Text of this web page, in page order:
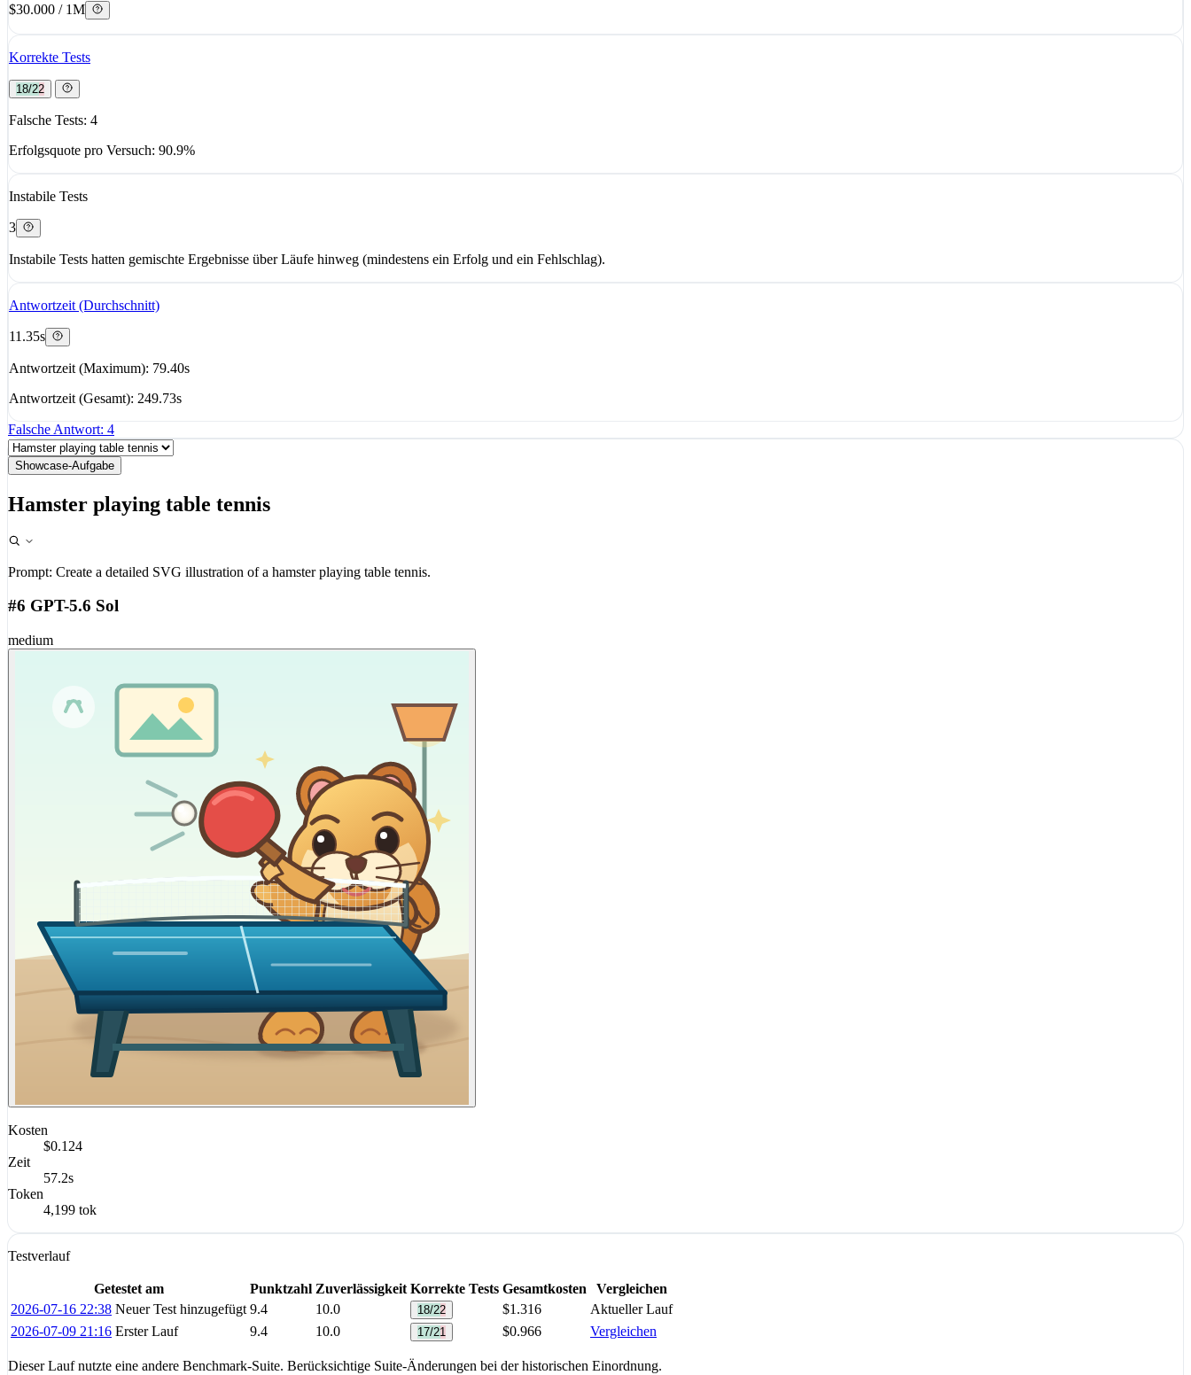
$30.000 / 1M
Korrekte Tests
18/22
Falsche Tests: 4
Erfolgsquote pro Versuch: 90.9%
Instabile Tests
3
Instabile Tests hatten gemischte Ergebnisse über Läufe hinweg (mindestens ein Erfolg und ein Fehlschlag).
Antwortzeit (Durchschnitt)
11.35s
Antwortzeit (Maximum): 79.40s
Antwortzeit (Gesamt): 249.73s
Falsche Antwort: 4
Showcase-Aufgabe
Hamster playing table tennis
Prompt: Create a detailed SVG illustration of a hamster playing table tennis.
#6 GPT-5.6 Sol
medium
Kosten
$0.124
Zeit
57.2s
Token
4,199 tok
Testverlauf
Getestet am Punktzahl Zuverlässigkeit Korrekte Tests Gesamtkosten
Vergleichen
2026-07-16 22:38 Neuer Test hinzugefügt 9.4 10.0 18/22 $1.316
Aktueller Lauf
2026-07-09 21:16 Erster Lauf 9.4 10.0 17/21 $0.966 Vergleichen
Dieser Lauf nutzte eine andere Benchmark-Suite. Berücksichtige Suite-Änderungen bei der historischen Einordnung.